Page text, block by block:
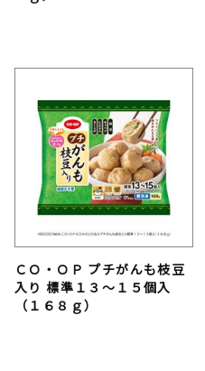
ＣＯ・ＯＰ プチがんも枝豆
入り 標準１３～１５個入
（１６８ｇ）